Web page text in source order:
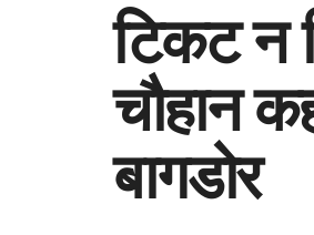
टिकट न
चौहान
बागडोर